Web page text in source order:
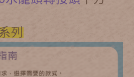
列